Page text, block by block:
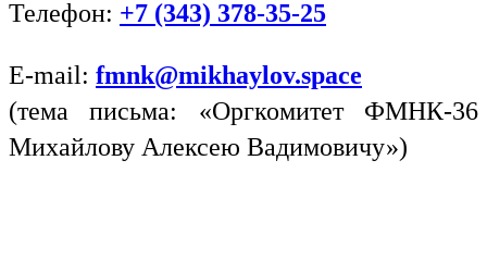
Телефон: +7 (343) 378-35-25
E-mail: fmnk@mikhaylov.space
(тема письма: «Оргкомитет ФМНК-36
Михайлову Алексею Вадимовичу»)